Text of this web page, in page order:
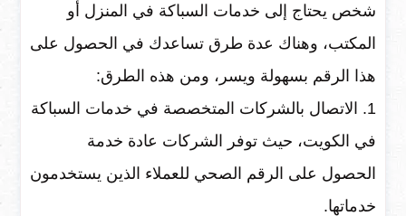
شخص يحتاج إلى خدمات السباكة في المنزل أو
المكتب، وهناك عدة طرق تساعدك في الحصول على
هذا الرقم بسهولة ويسر، ومن هذه الطرق:
1. الاتصال بالشركات المتخصصة في خدمات السباكة
في الكويت، حيث توفر الشركات عادة خدمة
الحصول على الرقم الصحي للعملاء الذين يستخدمون
خدماتها.